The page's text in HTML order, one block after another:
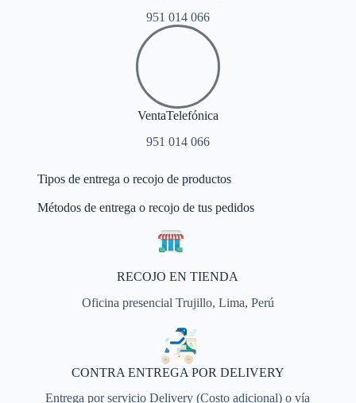
951 014 066
VentaTelefónica
951 014 066
Tipos de entrega o recojo de productos
Métodos de entrega o recojo de tus pedidos
RECOJO EN TIENDA
Oficina presencial Trujillo, Lima, Perú
CONTRA ENTREGA POR DELIVERY
Entrega por servicio Delivery (Costo adicional) o vía